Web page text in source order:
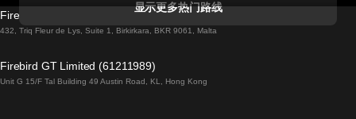
都柏林開往戈尔韦的列車
羅馬開往拿坡里的列車
显示更多热门路线
Firebird GT Limited (OC 1451)
432, Triq Fleur de Lys, Suite 1, Birkirkara, BKR 9061, Malta
Firebird GT Limited (61211989)
Unit G 15/F Tal Building 49 Austin Road, KL, Hong Kong